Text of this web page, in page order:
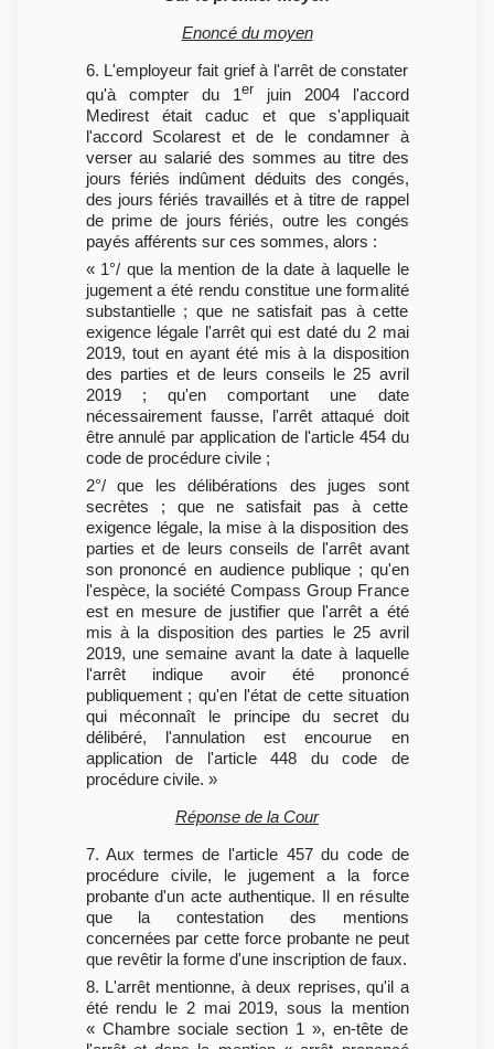
Enoncé du moyen
6. L'employeur fait grief à l'arrêt de constater
qu'à compter du 1er
juin 2004 l'accord
Medirest était caduc et que s'appliquait
l'accord Scolarest et de le condamner à
verser au salarié des sommes au titre des
jours fériés indûment déduits des congés,
des jours fériés travaillés et à titre de rappel
de prime de jours fériés, outre les congés
payés afférents sur ces sommes, alors :
« 1°/ que la mention de la date à laquelle le
jugement a été rendu constitue une formalité
substantielle ; que ne satisfait pas à cette
exigence légale l'arrêt qui est daté du 2 mai
2019, tout en ayant été mis à la disposition
des parties et de leurs conseils le 25 avril
2019 ; qu'en comportant une date
nécessairement fausse, l'arrêt attaqué doit
être annulé par application de l'article 454 du
code de procédure civile ;
2°/ que les délibérations des juges sont
secrètes ; que ne satisfait pas à cette
exigence légale, la mise à la disposition des
parties et de leurs conseils de l'arrêt avant
son prononcé en audience publique ; qu'en
l'espèce, la société Compass Group France
est en mesure de justifier que l'arrêt a été
mis à la disposition des parties le 25 avril
2019, une semaine avant la date à laquelle
l'arrêt indique avoir été prononcé
publiquement ; qu'en l'état de cette situation
qui méconnaît le principe du secret du
délibéré, l'annulation est encourue en
application de l'article 448 du code de
procédure civile. »
Réponse de la Cour
7. Aux termes de l'article 457 du code de
procédure civile, le jugement a la force
probante d'un acte authentique. Il en résulte
que la contestation des mentions
concernées par cette force probante ne peut
que revêtir la forme d'une inscription de faux.
8. L'arrêt mentionne, à deux reprises, qu'il a
été rendu le 2 mai 2019, sous la mention
« Chambre sociale section 1 », en-tête de